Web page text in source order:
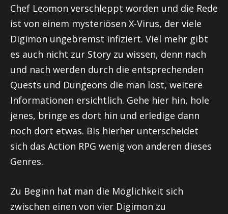
Chef Leomon verschleppt worden und die Rede
ist von einem mysteriösen X-Virus, der viele
Digimon ungebremst infiziert. Viel mehr gibt
es auch nicht zur Story zu wissen, denn nach
und nach werden durch die entsprechenden
Quests und Dungeons die man löst, weitere
Informationen ersichtlich. Gehe hier hin, hole
jenes, bringe es dort hin und erledige dann
noch dort etwas. Bis hierher unterscheidet
sich das Action RPG wenig von anderen dieses
Genres.
Zu Beginn hat man die Möglichkeit sich
zwischen einen von vier Digimon zu